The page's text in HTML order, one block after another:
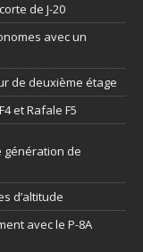
de J-20
avec un
de deuxième étage
et Rafale F5
génération de
d’altitude
avec le P-8A